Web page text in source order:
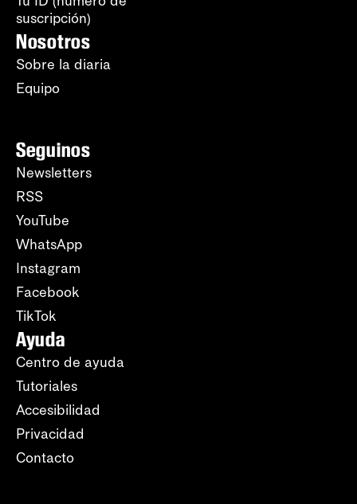
suscripción)
Nosotros
Sobre la diaria
Equipo
Seguinos
Newsletters
RSS
YouTube
WhatsApp
Instagram
Facebook
TikTok
Ayuda
Centro de ayuda
Tutoriales
Accesibilidad
Privacidad
Contacto